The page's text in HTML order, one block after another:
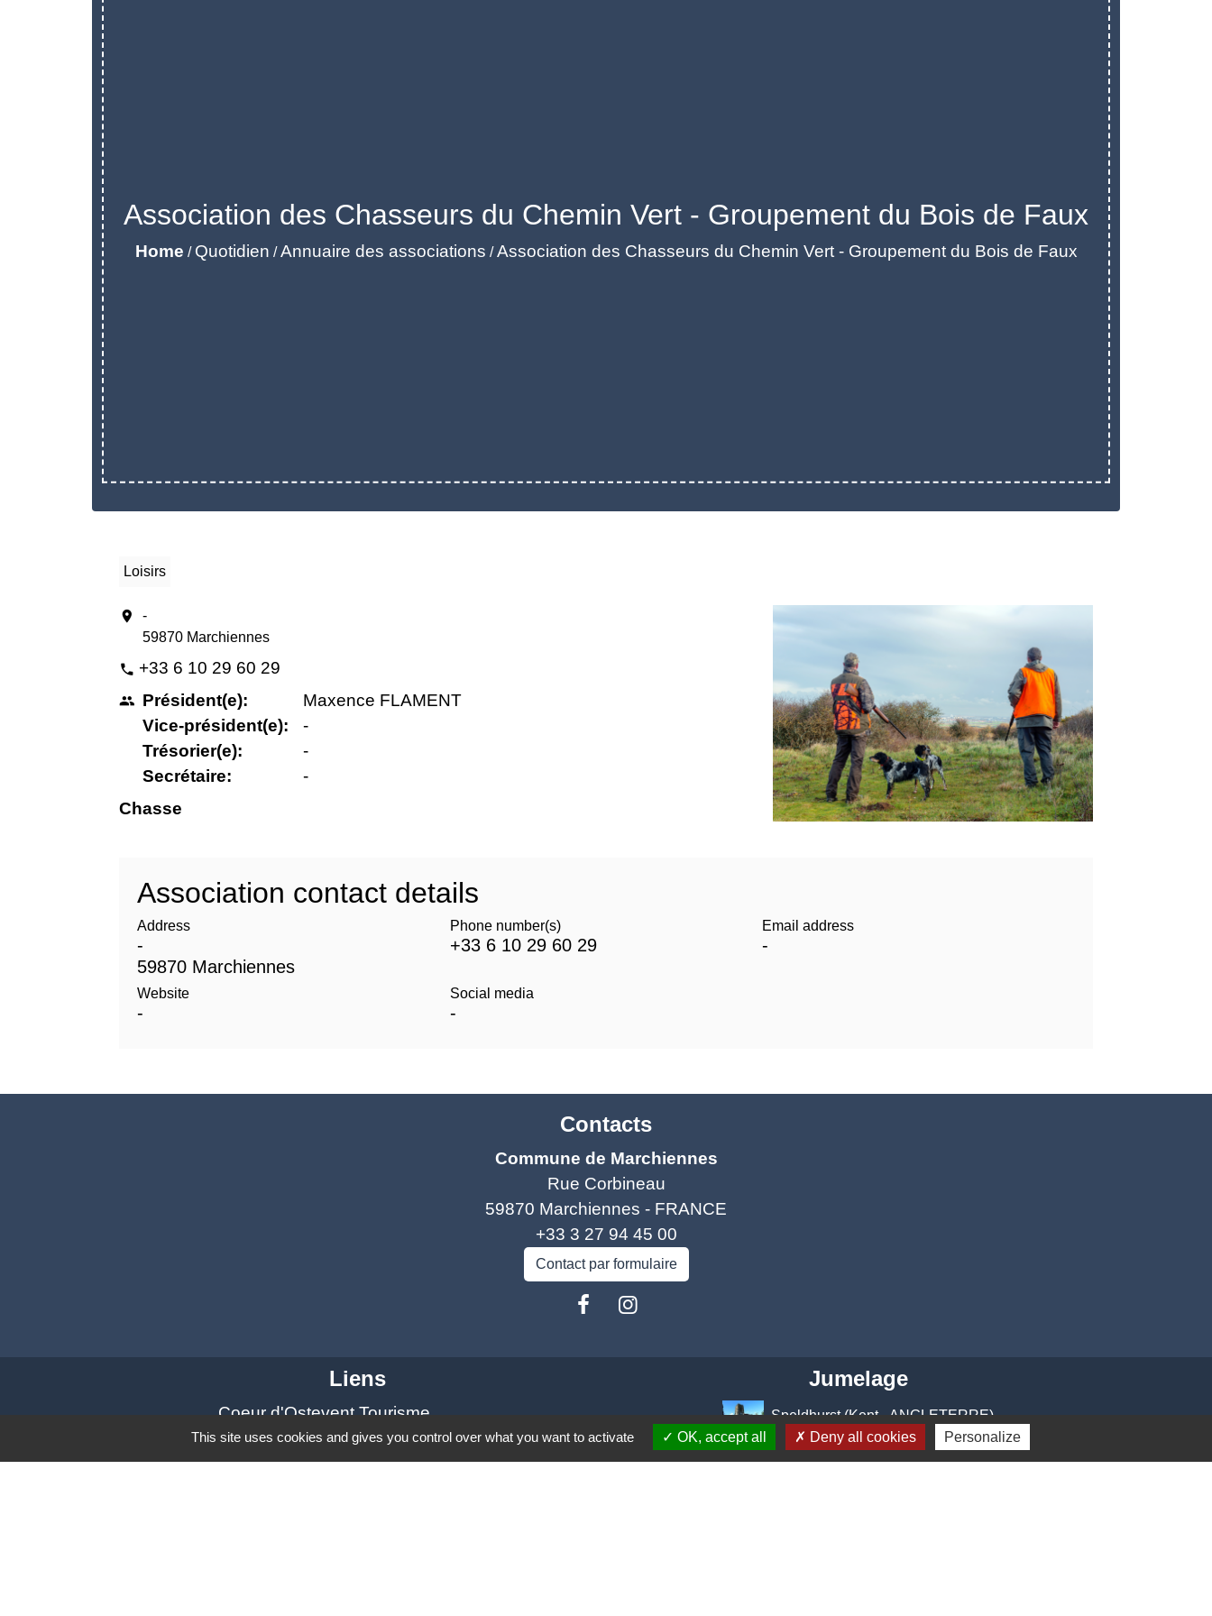
Association des Chasseurs du Chemin Vert - Groupement du Bois de Faux
Home / Quotidien /Annuaire des associations /Association des Chasseurs du Chemin Vert - Groupement du Bois de Faux
Loisirs
location_on
-
59870 Marchiennes
phone +33 6 10 29 60 29
people Président(e):
Vice-président(e):
Trésorier(e):
Secrétaire:
Maxence FLAMENT
-
-
-
Chasse
Association contact details
Address
-
59870 Marchiennes
Phone number(s)
+33 6 10 29 60 29
Email address
-
Website
-
Social media
-
Contacts
Commune de Marchiennes
Rue Corbineau
59870 Marchiennes - FRANCE
+33 3 27 94 45 00
Contact par formulaire
Liens
Coeur d'Ostevent Tourisme
Département du Nord
Région des Hauts-de-France
Jumelage
Speldhurst (Kent - ANGLETERRE)
This site uses cookies and gives you control over what you want to activate OK, accept all Deny all cookies Personalize